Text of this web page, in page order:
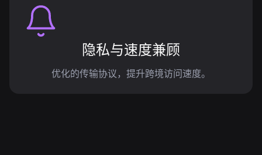
隐私与速度兼顾
优化的传输协议，提升跨境访问速度。